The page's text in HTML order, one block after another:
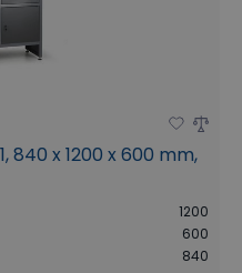
840 x 1200 x 600 mm,
1200
600
840